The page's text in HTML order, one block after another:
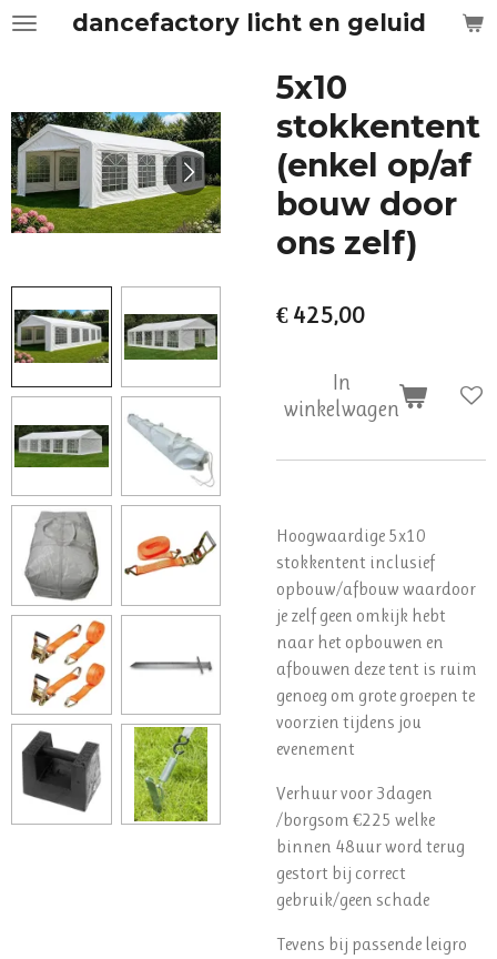
Ga
hoofdinhoud
dancefactory licht en geluid
5x10
stokkentent
(enkel op/af
bouw door
ons zelf)
€ 425,00
In
winkelwagen
Hoogwaardige 5x10
stokkentent inclusief
opbouw/afbouw waardoor
je zelf geen omkijk hebt
naar het opbouwen en
afbouwen deze tent is ruim
genoeg om grote groepen te
voorzien tijdens jou
evenement
Verhuur voor 3dagen
/borgsom €225 welke
binnen 48uur word terug
gestort bij correct
gebruik/geen schade
Tevens bij passende leigro